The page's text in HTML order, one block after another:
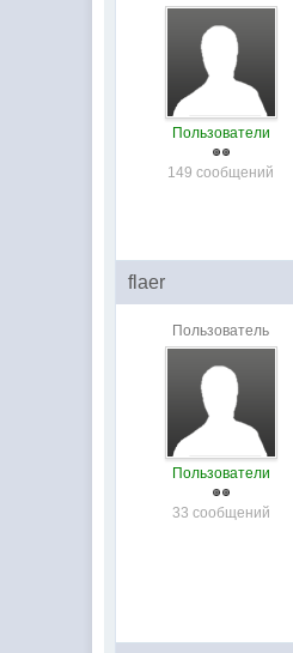
Пользователи
149 сообщений
flaer
Пользователь
Пользователи
33 сообщений